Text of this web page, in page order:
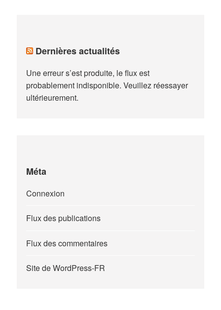
Dernières actualités
Une erreur s’est produite, le flux est
probablement indisponible. Veuillez réessayer
ultérieurement.
Méta
Connexion
Flux des publications
Flux des commentaires
Site de WordPress-FR